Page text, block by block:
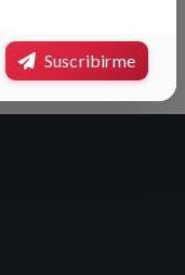
Suscribirme